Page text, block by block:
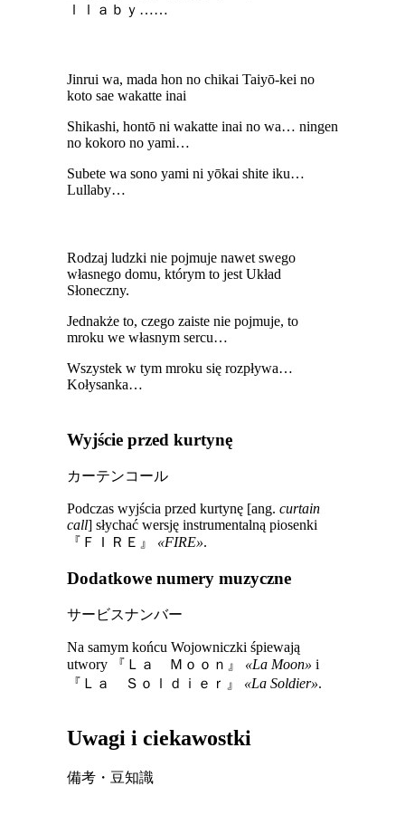
ｌｌａｂｙ……
Jinrui wa, mada hon no chikai Taiyō-kei no
koto sae wakatte inai
Shikashi, hontō ni wakatte inai no wa… ningen
no kokoro no yami…
Subete wa sono yami ni yōkai shite iku…
Lullaby…
Rodzaj ludzki nie pojmuje nawet swego
własnego domu, którym to jest Układ
Słoneczny.
Jednakże to, czego zaiste nie pojmuje, to
mroku we własnym sercu…
Wszystek w tym mroku się rozpływa…
Kołysanka…
Wyjście przed kurtynę
カーテンコール
Podczas wyjścia przed kurtynę [ang. curtain
call] słychać wersję instrumentalną piosenki
『ＦＩＲＥ』
«FIRE».
Dodatkowe numery muzyczne
サービスナンバー
Na samym końcu Wojowniczki śpiewają
utwory
『Ｌａ Ｍｏｏｎ』 «La Moon» i
『Ｌａ Ｓｏｌｄｉｅｒ』
«La Soldier».
Uwagi i ciekawostki
備考・豆知識